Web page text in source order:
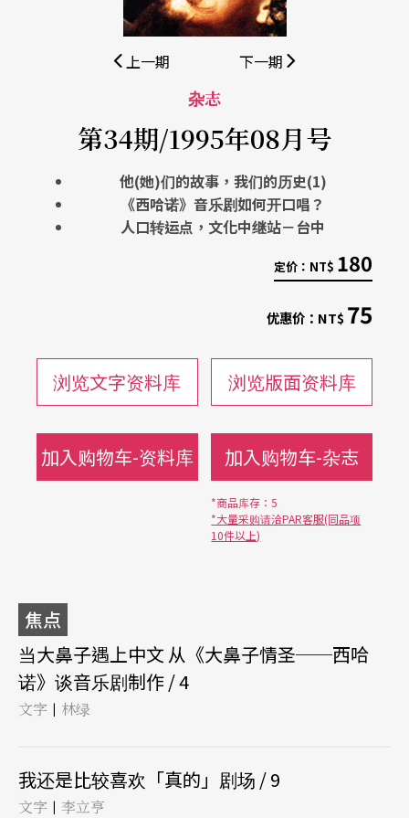
上一期 下一期
杂志
第34期/1995年08月号
他(她)们的故事，我们的历史(1)
《西哈诺》音乐剧如何开口唱？
人口转运点，文化中继站－台中
定价： NT$ 180
优惠价： NT$75
浏览文字资料库 浏览版面资料库
加入购物车-资料库 加入购物车-杂志
*商品库存：5
*大量采购请洽PAR客服(同品项
10件以上)
焦点
当大鼻子遇上中文 从《大鼻子情圣──西哈
诺》谈音乐剧制作 / 4
文字 | 林绿
我还是比较喜欢「真的」剧场 / 9
文字 | 李立亨